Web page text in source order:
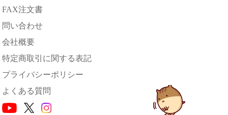
FAX注文書
問い合わせ
会社概要
特定商取引に関する表記
プライバシーポリシー
よくある質問